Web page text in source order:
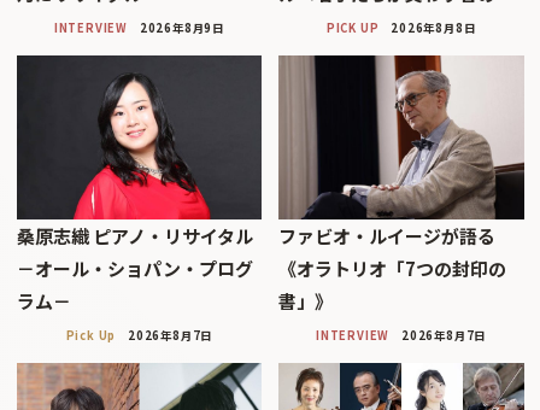
INTERVIEW 2026年8月9日 PICK UP 2026年8月8日
桑原志織 ピアノ・リサイタル
－オール・ショパン・プログ
ラム－
Pick Up 2026年8月7日
ファビオ・ルイージが語る
《オラトリオ「7つの封印の
書」》
INTERVIEW 2026年8月7日